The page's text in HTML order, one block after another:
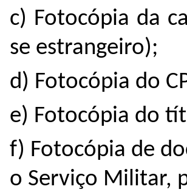
c) Fotocópia da
se estrangeiro);
d) Fotocópia do
e) Fotocópia do
f) Fotocópia de
o Serviço Militar,